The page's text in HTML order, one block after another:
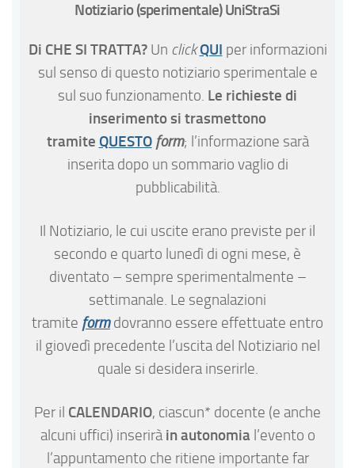
Notiziario (sperimentale) UniStraSi
Di CHE SI TRATTA? Un clickQUI per informazioni
sul senso di questo notiziario sperimentale e
sul suo funzionamento. Le richieste di
inserimento si trasmettono
tramite QUESTO form; l’informazione sarà
inserita dopo un sommario vaglio di
pubblicabilità.
Il Notiziario, le cui uscite erano previste per il
secondo e quarto lunedì di ogni mese, è
diventato – sempre sperimentalmente –
settimanale. Le segnalazioni
tramite form dovranno essere effettuate entro
il giovedì precedente l’uscita del Notiziario nel
quale si desidera inserirle.
Per il CALENDARIO, ciascun* docente (e anche
alcuni uffici) inserirà in autonomia l’evento o
l’appuntamento che ritiene importante far